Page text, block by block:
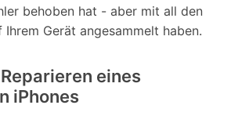
behoben hat - aber mit all den
Gerät angesammelt haben.
eines
iPhones